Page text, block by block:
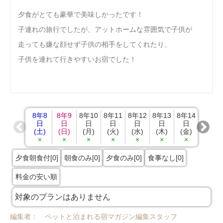
夕食がとても豪華で美味しかったです！
子連れの旅行でしたが、アットホームな雰囲気で子供が
走っても嫌な顔せず子供の相手をしてくれたり、
子供を連れて行きやすいお宿でした！
8年8
日
(土)
×
8年9
日
(日)
×
8年10
日
(月)
×
8年11
日
(火)
×
8年12
日
(水)
×
8年13
日
(木)
×
8年14
日
(金)
×
日
(土)
夕食朝食付[0] 朝食のみ[0] 夕食のみ[0] 食事なし[0]
料金の安い順
対象のプランはありません
編集者： ペットと泊まれる宿マガジン編集スタッフ